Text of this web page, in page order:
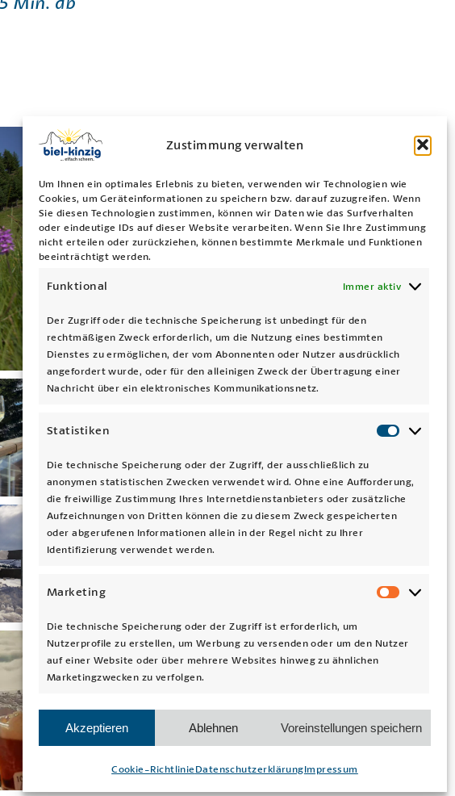
Zustimmung verwalten
Um Ihnen ein optimales Erlebnis zu bieten, verwenden wir Technologien wie
Cookies, um Geräteinformationen zu speichern bzw. darauf zuzugreifen. Wenn
Sie diesen Technologien zustimmen, können wir Daten wie das Surfverhalten
oder eindeutige IDs auf dieser Website verarbeiten. Wenn Sie Ihre Zustimmung
nicht erteilen oder zurückziehen, können bestimmte Merkmale und Funktionen
beeinträchtigt werden.
Funktional Immer aktiv
Der Zugriff oder die technische Speicherung ist unbedingt für den
rechtmäßigen Zweck erforderlich, um die Nutzung eines bestimmten
Dienstes zu ermöglichen, der vom Abonnenten oder Nutzer ausdrücklich
angefordert wurde, oder für den alleinigen Zweck der Übertragung einer
Nachricht über ein elektronisches Kommunikationsnetz.
Statistiken
Die technische Speicherung oder der Zugriff, der ausschließlich zu
anonymen statistischen Zwecken verwendet wird. Ohne eine Aufforderung,
die freiwillige Zustimmung Ihres Internetdienstanbieters oder zusätzliche
Aufzeichnungen von Dritten können die zu diesem Zweck gespeicherten
oder abgerufenen Informationen allein in der Regel nicht zu Ihrer
Identifizierung verwendet werden.
Marketing
Die technische Speicherung oder der Zugriff ist erforderlich, um
Nutzerprofile zu erstellen, um Werbung zu versenden oder um den Nutzer
auf einer Website oder über mehrere Websites hinweg zu ähnlichen
Marketingzwecken zu verfolgen.
Akzeptieren Ablehnen Voreinstellungen speichern
Cookie-Richtlinie DatenschutzerklärungImpressum